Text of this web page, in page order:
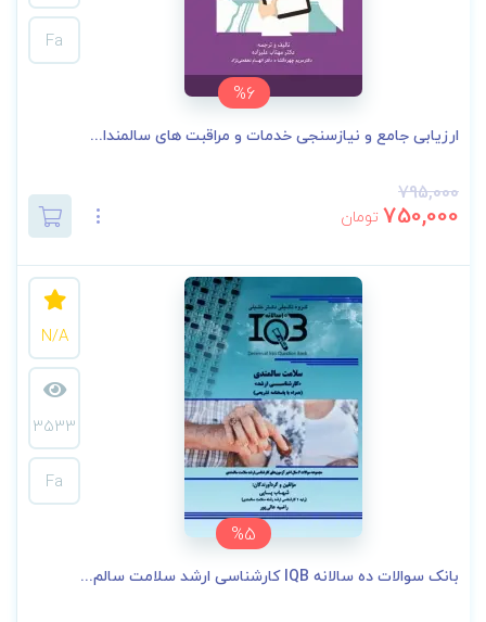
%6
Fa
ارزیابی جامع و نیازسنجی خدمات و مراقبت های سالمندا...
795,000
750,000 تومان
%5
N/A
3533
Fa
بانک سوالات ده سالانه IQB کارشناسی ارشد سلامت سالم...